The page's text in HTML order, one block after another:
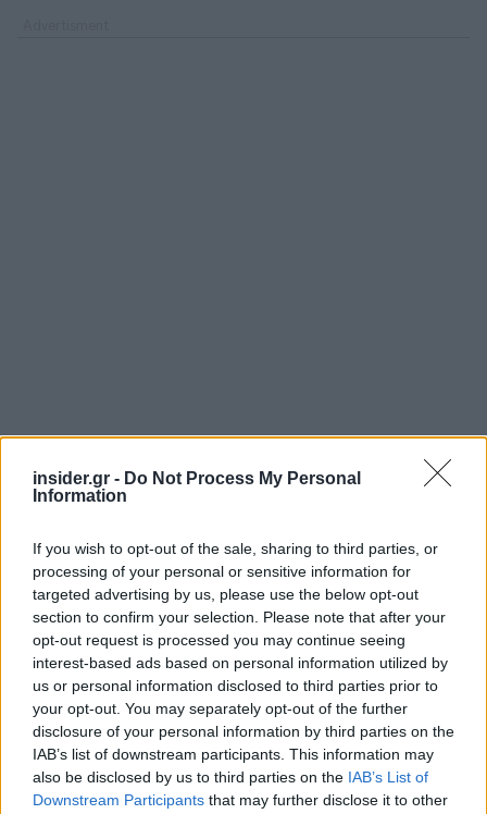
insider.gr - Do Not Process My Personal
Information
If you wish to opt-out of the sale, sharing to third parties, or
processing of your personal or sensitive information for
targeted advertising by us, please use the below opt-out
section to confirm your selection. Please note that after your
opt-out request is processed you may continue seeing
interest-based ads based on personal information utilized by
us or personal information disclosed to third parties prior to
your opt-out. You may separately opt-out of the further
disclosure of your personal information by third parties on the
IAB’s list of downstream participants. This information may
also be disclosed by us to third parties on the IAB’s List of
Downstream Participants that may further disclose it to other
Το Πεκίνο και οι δυτικές κυβερνήσεις
αλληλοκατηγορούνται εδώ και καιρό για
κατασκοπεία, έγκλημα που στην Κίνα τιμωρείται
με τη θανατική ποινή.